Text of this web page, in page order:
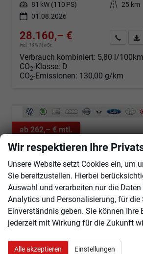
Leistung 81 kW (110 PS) Kilometerstand 25 km
01.08.2026
28.160,– €
incl. 19% MwSt.
Verbrauch kombiniert: 5,80 l/100km
CO2-Klasse: D
CO2-Emissionen: 130,00 g/km
ab 262,– € mtl.
Wir respektieren Ihre
Unsere Website setzt Cookies ein, um
Sie bereitzustellen. Hierbei
Auswahl und verarbeiten nur die
Analytics und Personalisierung, für die
Einverständnis geben. Sie können Ihre
jederzeit mit Wirkung für die Zukunft
Alle akzeptieren Einstellungen